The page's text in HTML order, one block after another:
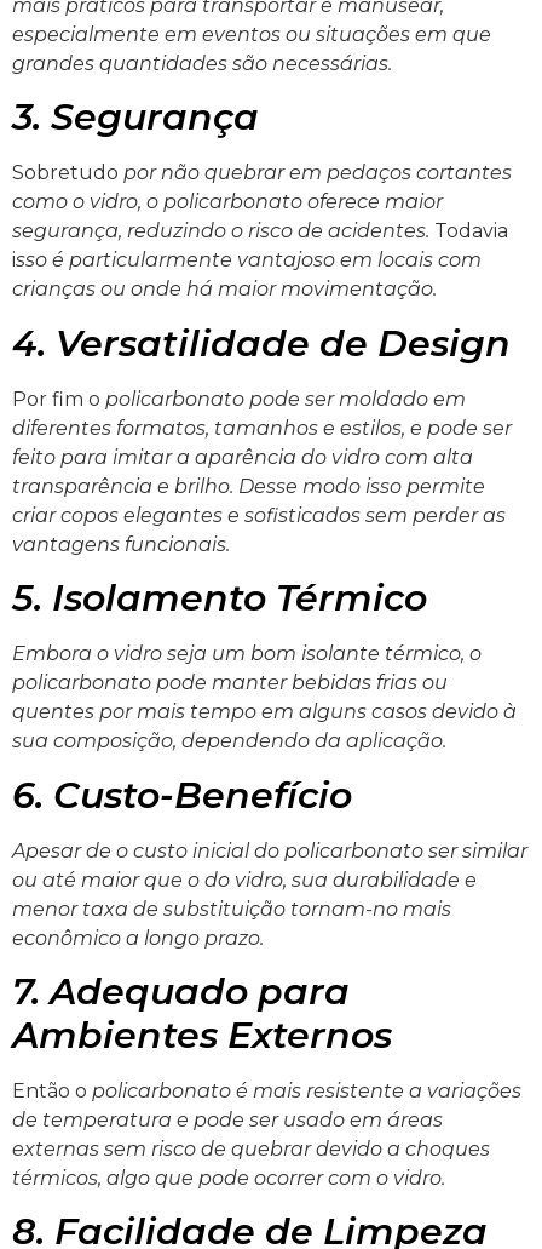
mais práticos para transportar e manusear,
especialmente em eventos ou situações em que
grandes quantidades são necessárias.
3. Segurança
Sobretudo por não quebrar em pedaços cortantes
como o vidro, o policarbonato oferece maior
segurança, reduzindo o risco de acidentes. Todavia
isso é particularmente vantajoso em locais com
crianças ou onde há maior movimentação.
4. Versatilidade de Design
Por fim o policarbonato pode ser moldado em
diferentes formatos, tamanhos e estilos, e pode ser
feito para imitar a aparência do vidro com alta
transparência e brilho. Desse modo isso permite
criar copos elegantes e sofisticados sem perder as
vantagens funcionais.
5. Isolamento Térmico
Embora o vidro seja um bom isolante térmico, o
policarbonato pode manter bebidas frias ou
quentes por mais tempo em alguns casos devido à
sua composição, dependendo da aplicação.
6. Custo-Benefício
Apesar de o custo inicial do policarbonato ser similar
ou até maior que o do vidro, sua durabilidade e
menor taxa de substituição tornam-no mais
econômico a longo prazo.
7. Adequado para
Ambientes Externos
Então o policarbonato é mais resistente a variações
de temperatura e pode ser usado em áreas
externas sem risco de quebrar devido a choques
térmicos, algo que pode ocorrer com o vidro.
8. Facilidade de Limpeza